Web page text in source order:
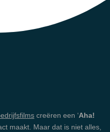
creëren een ‘Aha!
maakt. Maar dat is niet alles,